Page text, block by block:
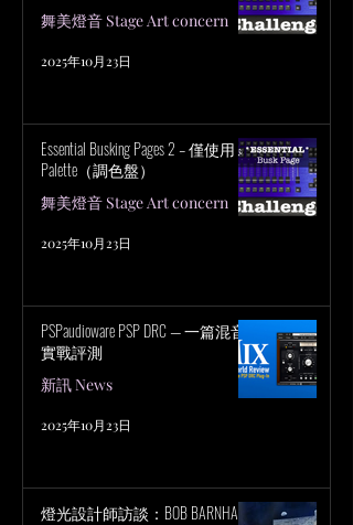
舞美燈音 Stage Art concern
2025年10月23日
Essential Busking Pages 2 – 僅使用
Palette（調色盤）
舞美燈音 Stage Art concern
2025年10月23日
PSPaudioware PSP DRC — 一篇混音
實戰評測
新訊 News
2025年10月23日
燈光設計師訪談：BOB BARNHART